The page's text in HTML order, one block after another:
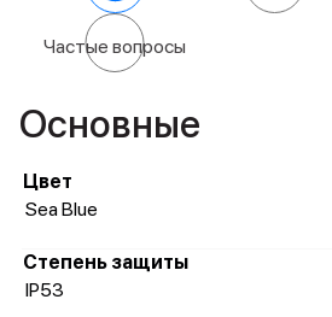
Частые вопросы
Основные
Цвет
Sea Blue
Степень защиты
IP53